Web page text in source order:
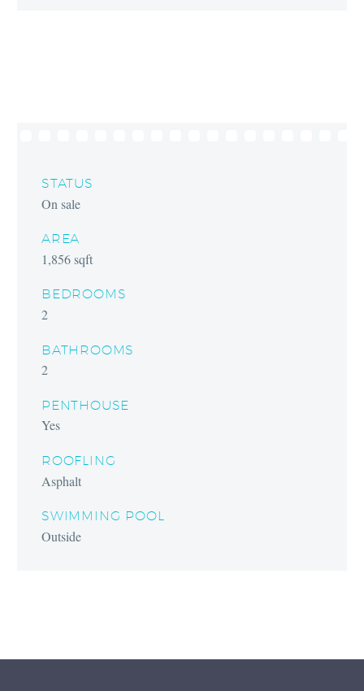
STATUS
On sale
AREA
1,856 sqft
BEDROOMS
2
BATHROOMS
2
PENTHOUSE
Yes
ROOFLING
Asphalt
SWIMMING POOL
Outside